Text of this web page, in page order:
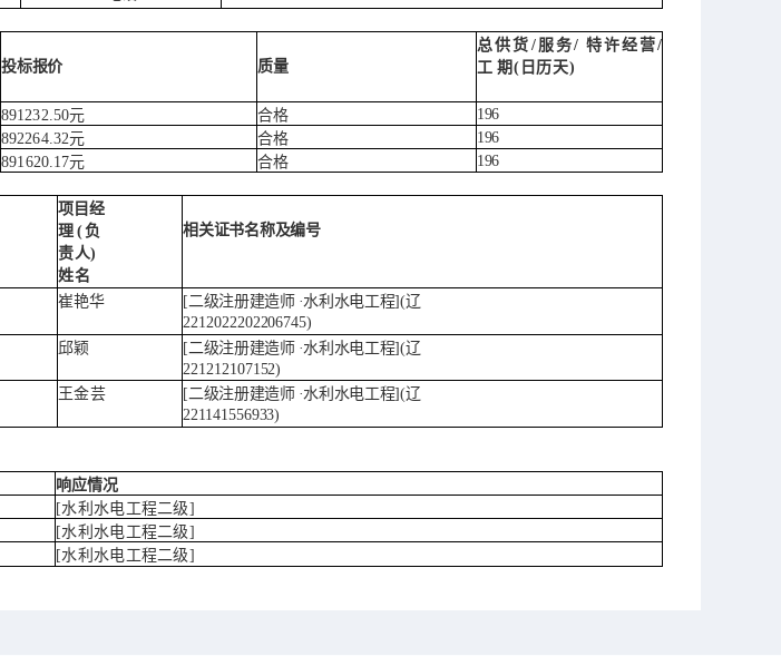
投标报价 质量
总供货 /服务/ 特许经营/
工 期 (日历天)
891232.50元 合格
196
892264.32元 合格
196
891620.17元 合格 196
项目经
理 (负
责人)
姓名
相关证书名称及编号
崔艳华 [二级注册建造师 ·水利水电工程](辽
2212022202206745)
邱颖 [二级注册建造师 ·水利水电工程](辽
221212107152)
王金芸 [二级注册建造师 ·水利水电工程](辽
221141556933)
响应情况
[水利水电工程二级]
[水利水电工程二级]
[水利水电工程二级]